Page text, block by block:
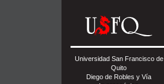
Universidad San Francisco de
Quito
Diego de Robles y Vía